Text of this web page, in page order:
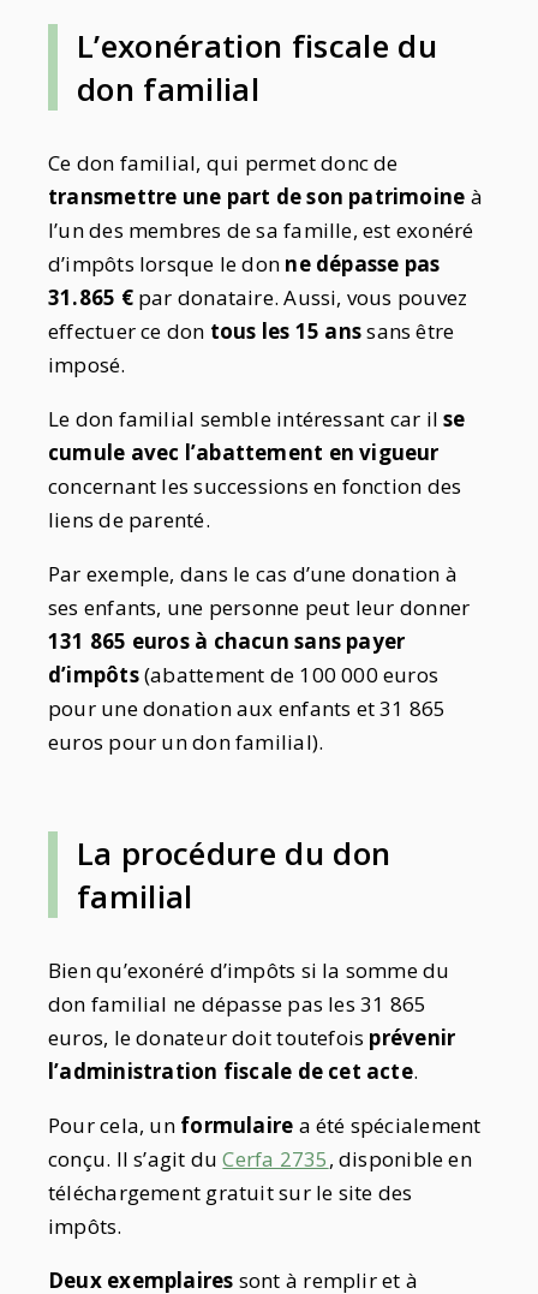
L’exonération fiscale du
don familial
Ce don familial, qui permet donc de
transmettre une part de son patrimoine à
l’un des membres de sa famille, est exonéré
d’impôts lorsque le don ne dépasse pas
31.865 €par donataire. Aussi, vous pouvez
effectuer ce don tous les 15 anssans être
imposé.
Le don familial semble intéressant car ilse
cumule avec l’abattement en vigueur
concernant les successions en fonction des
liens de parenté.
Par exemple, dans le cas d’une donation à
ses enfants, une personne peut leur donner
131 865 euros à chacun sans payer
d’impôts(abattement de 100 000 euros
pour une donation aux enfants et 31 865
euros pour un don familial).
La procédure du don
familial
Bien qu’exonéré d’impôts si la somme du
don familial ne dépasse pas les 31 865
euros, le donateur doit toutefois prévenir
l’administration fiscale de cet acte.
Pour cela, un formulaire a été spécialement
conçu. Il s’agit duCerfa 2735, disponible en
téléchargement gratuit sur le site des
impôts.
Deux exemplaires sont à remplir et à